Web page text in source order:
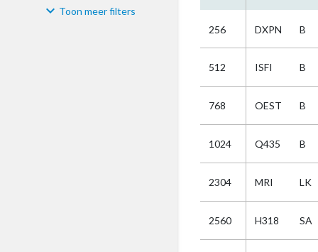
Materiaal Toon meer filters
256 DXPN B
512 ISFI B
768 OEST B
1024 Q435 B
2304 MRI LK
2560 H318 SA